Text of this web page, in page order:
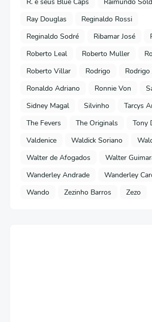
Ray Douglas
Reginaldo Rossi
Reginaldo Sodré
Ribamar José
Roberto Leal
Roberto Muller
Roberto Villar
Rodrigo
Rodrigo
Ronaldo Adriano
Ronnie Von
Sidney Magal
Silvinho
Tarcys
The Fevers
The Originals
Tony
Valdenice
Waldick Soriano
Walter de Afogados
Walter
Wanderley Andrade
Wanderley
Wando
Zezinho Barros Zezo